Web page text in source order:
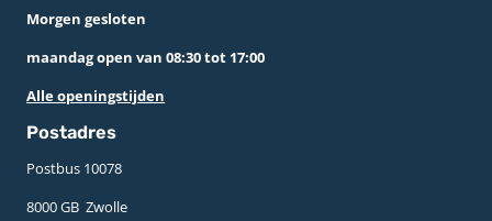
Morgen gesloten
maandag open van 08:30 tot 17:00
Alle openingstijden
Postadres
Postbus 10078 ­
8000 GB ­ Zwolle